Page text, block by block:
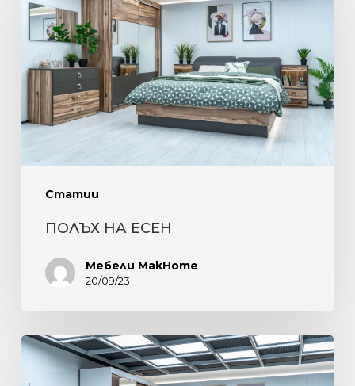
Статии
ЕСЕН
ПОЛЪХ НА ЕСЕН
Мебели MakHome
20/09/23
ЕЛЕГАНТНОСТ,
КОМФОРТ